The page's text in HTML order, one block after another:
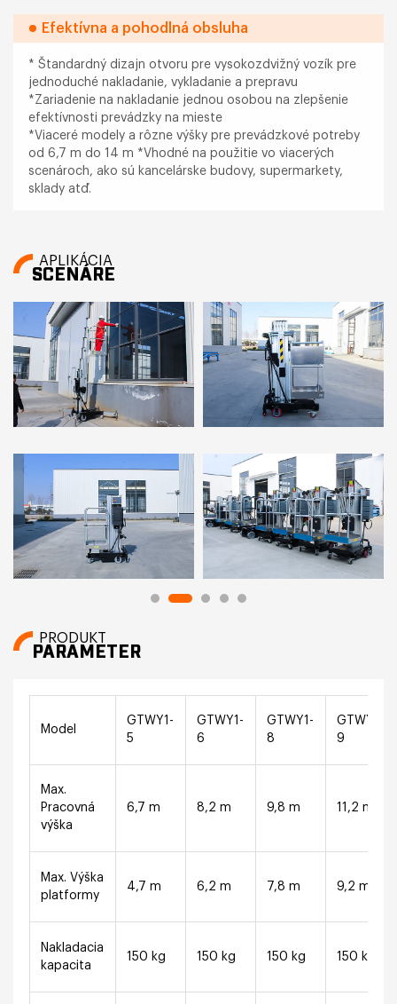
Efektívna a pohodlná obsluha
* Štandardný dizajn otvoru pre vysokozdvižný vozík pre
jednoduché nakladanie, vykladanie a prepravu
*Zariadenie na nakladanie jednou osobou na zlepšenie
efektívnosti prevádzky na mieste
*Viaceré modely a rôzne výšky pre prevádzkové potreby
od 6,7 m do 14 m *Vhodné na použitie vo viacerých
scenároch, ako sú kancelárske budovy, supermarkety,
sklady atď.
APLIKÁCIA
SCENÁRE
PRODUKT
PARAMETER
Model
GTWY1-
5
GTWY1-
6
GTWY1-
8
GTWY1-
9
Max.
Pracovná
výška
6,7 m 8,2 m 9,8 m 11,2 m
Max. Výška
platformy
4,7 m 6,2 m 7,8 m 9,2 m
Nakladacia
kapacita
150 kg 150 kg 150 kg 150 kg